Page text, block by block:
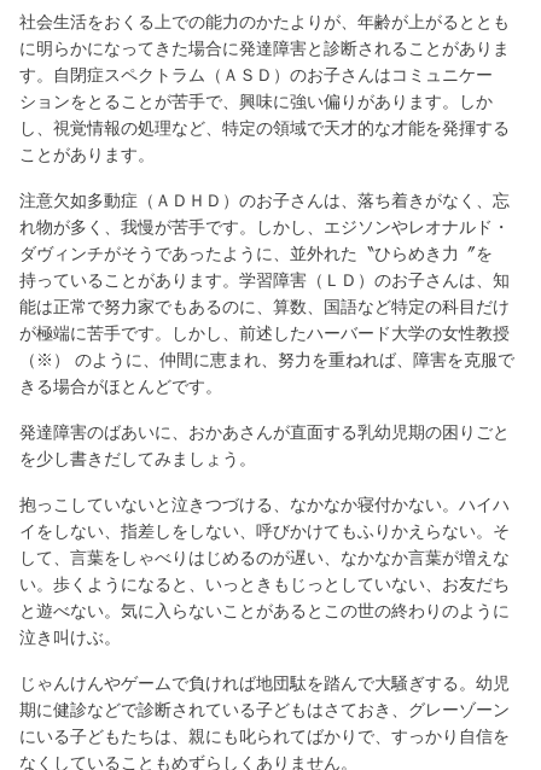
社会生活をおくる上での能力のかたよりが、年齢が上がるととも
に明らかになってきた場合に発達障害と診断されることがありま
す。自閉症スペクトラム（ＡＳＤ）のお子さんはコミュニケー
ションをとることが苦手で、興味に強い偏りがあります。しか
し、視覚情報の処理など、特定の領域で天才的な才能を発揮する
ことがあります。
注意欠如多動症（ＡＤＨＤ）のお子さんは、落ち着きがなく、忘
れ物が多く、我慢が苦手です。しかし、エジソンやレオナルド・
ダヴィンチがそうであったように、並外れた〝ひらめき力〞を
持っていることがあります。学習障害（ＬＤ）のお子さんは、知
能は正常で努力家でもあるのに、算数、国語など特定の科目だけ
が極端に苦手です。しかし、前述したハーバード大学の女性教授
（※） のように、仲間に恵まれ、努力を重ねれば、障害を克服で
きる場合がほとんどです。
発達障害のばあいに、おかあさんが直面する乳幼児期の困りごと
を少し書きだしてみましょう。
抱っこしていないと泣きつづける、なかなか寝付かない。ハイハ
イをしない、指差しをしない、呼びかけてもふりかえらない。そ
して、言葉をしゃべりはじめるのが遅い、なかなか言葉が増えな
い。歩くようになると、いっときもじっとしていない、お友だち
と遊べない。気に入らないことがあるとこの世の終わりのように
泣き叫けぶ。
じゃんけんやゲームで負ければ地団駄を踏んで大騒ぎする。幼児
期に健診などで診断されている子どもはさておき、グレーゾーン
にいる子どもたちは、親にも叱られてばかりで、すっかり自信を
なくしていることもめずらしくありません。